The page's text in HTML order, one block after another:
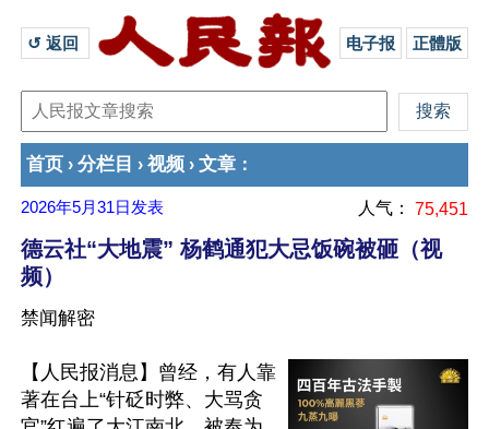
↺ 返回 电子报 正體版
首页 › 分栏目 › 视频 › 文章 ：
2026年5月31日 发表 人气： 75,451
德云社“大地震” 杨鹤通犯大忌饭碗被砸（视
频）
禁闻解密
【人民报消息】曾经，有人靠
著在台上“针砭时弊、大骂贪